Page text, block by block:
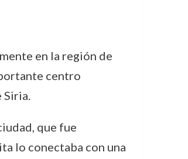
en la región de
centro
Siria.
que fue
lo conectaba con una